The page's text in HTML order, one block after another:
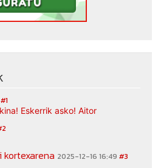
#1
Eskerrik asko! Aitor
2025-12-16 16:49 #3